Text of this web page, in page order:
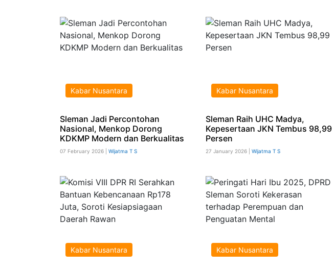
Kabar Nusantara
Sleman Jadi Percontohan
Nasional, Menkop Dorong
KDKMP Modern dan Berkualitas
07 February 2026 | Wijatma T S
Kabar Nusantara
Sleman Raih UHC Madya,
Kepesertaan JKN Tembus 98,99
Persen
27 January 2026 | Wijatma T S
Kabar Nusantara Kabar Nusantara